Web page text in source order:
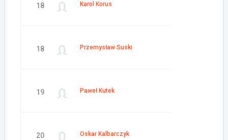
18 Karol Korus
18 Przemysław Suski
19 Paweł Kutek
20 Oskar Kalbarczyk